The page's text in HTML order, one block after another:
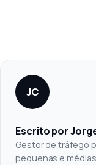
JC
Escrito por
Gestor de tráfego
pequenas e